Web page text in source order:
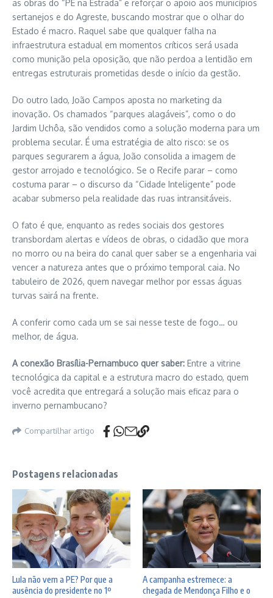
as obras do “PE na Estrada” e reforçar o apoio aos municípios
sertanejos e do Agreste, buscando mostrar que o olhar do
Estado é macro. Raquel sabe que qualquer falha na
infraestrutura estadual em momentos críticos será usada
como munição pela oposição, que não perdoa a lentidão em
entregas estruturais prometidas desde o início da gestão.
Do outro lado, João Campos aposta no marketing da
inovação. Os chamados “parques alagáveis”, como o do
Jardim Uchôa, são vendidos como a solução moderna para um
problema secular. É uma estratégia de alto risco: se os
parques segurarem a água, João consolida a imagem de
gestor arrojado e tecnológico. Se o Recife parar – como
costuma parar – o discurso da “Cidade Inteligente” pode
acabar submerso pela realidade das ruas intransitáveis.
O fato é que, enquanto as redes sociais dos gestores
transbordam alertas e vídeos de obras, o cidadão que mora
no morro ou na beira do canal quer saber se a engenharia vai
vencer a natureza antes que o próximo temporal caia. No
tabuleiro de 2026, quem navegar melhor por essas águas
turvas sairá na frente.
A conferir como cada um se sai nesse teste de fogo… ou
melhor, de água.
A conexão Brasília-Pernambuco quer saber: Entre a vitrine
tecnológica da capital e a estrutura macro do estado, quem
você acredita que entregará a solução mais eficaz para o
inverno pernambucano?
Compartilhar artigo
Postagens relacionadas
Lula não vem a PE? Por que a
ausência do presidente no 1º
A campanha estremece: a
chegada de Mendonça Filho e o